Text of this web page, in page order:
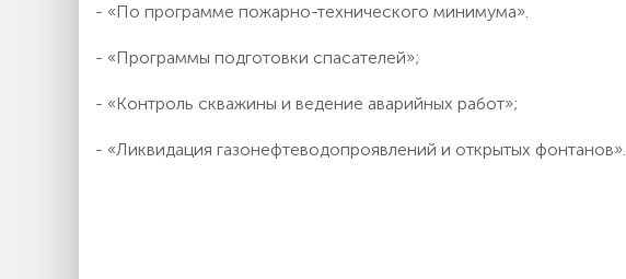
- «По программе пожарно-технического минимума».
- «Программы подготовки спасателей»;
- «Контроль скважины и ведение аварийных работ»;
- «Ликвидация газонефтеводопроявлений и открытых фонтанов».